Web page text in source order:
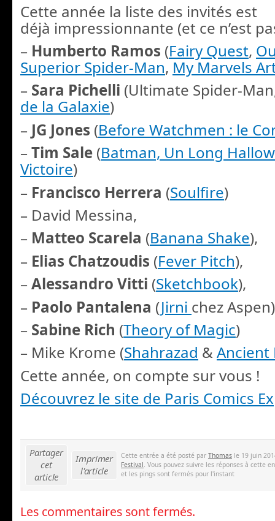
Cette année la liste des invités est
déjà impressionnante (et ce n’est
– Humberto Ramos (Fairy Quest,
Superior Spider-Man, My Marvels
– Sara Pichelli (Ultimate Spider-
de la Galaxie)
– JG Jones (Before Watchmen : le
– Tim Sale (Batman, Un Long
Victoire)
– Francisco Herrera (Soulfire)
– David Messina,
– Matteo Scarela (Banana Shake),
– Elias Chatzoudis (Fever Pitch),
– Alessandro Vitti (Sketchbook),
– Paolo Pantalena (Jirni chez Aspen)
– Sabine Rich (Theory of Magic)
– Mike Krome (Shahrazad &Ancient
Cette année, on compte sur vous !
Découvrez le site de Paris Comics
Partager
cet
article
Imprimer
l'article
Cette entrée a été posté par Thomas le 19 juin
Festival. Vous pouvez suivre les réponses à cette
et les pings sont fermés pour l'instant
Les commentaires sont fermés.